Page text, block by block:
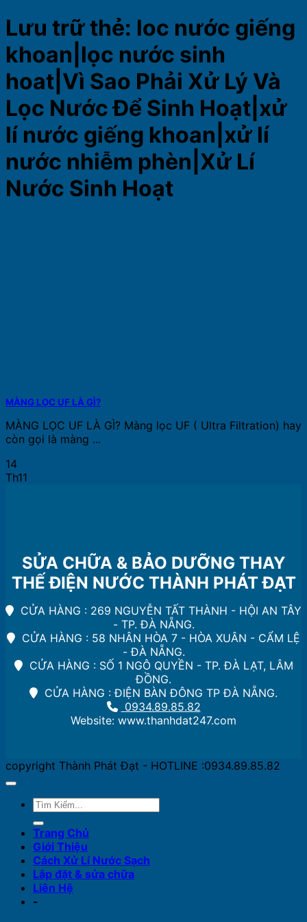
Lưu trữ thẻ: loc nước giếng
khoan|lọc nước sinh
hoat|Vì Sao Phải Xử Lý Và
Lọc Nước Để Sinh Hoạt|xử
lí nước giếng khoan|xử lí
nước nhiễm phèn|Xử Lí
Nước Sinh Hoạt
MÀNG LỌC UF LÀ GÌ?
MÀNG LỌC UF LÀ GÌ? Màng lọc UF ( Ultra Filtration) hay
còn gọi là màng ...
14
Th11
SỬA CHỮA & BẢO DƯỠNG THAY
THẾ ĐIỆN NƯỚC THÀNH PHÁT ĐẠT
CỬA HÀNG : 269 NGUYỄN TẤT THÀNH - HỘI AN TÂY
- TP. ĐÀ NẴNG.
CỬA HÀNG : 58 NHÂN HÒA 7 - HÒA XUÂN - CẨM LỆ
- ĐÀ NẴNG.
CỬA HÀNG : SỐ 1 NGÔ QUYỀN - TP. ĐÀ LẠT, LÂM
ĐỒNG.
CỬA HÀNG : ĐIỆN BÀN ĐÔNG TP ĐÀ NẴNG.
0934.89.85.82
Website: www.thanhdat247.com
copyright Thành Phát Đạt - HOTLINE :0934.89.85.82
Trang Chủ
Giới Thiệu
Cách Xử Lí Nước Sạch
Lắp đặt & sửa chữa
Liên Hệ
-